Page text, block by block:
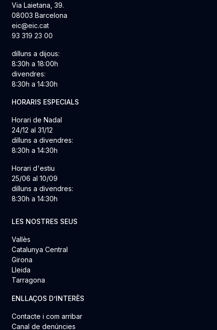
Via Laietana, 39.
08003 Barcelona
eic@eic.cat
93 319 23 00
dilluns a dijous:
8:30h a 18:00h
divendres:
8:30h a 14:30h
HORARIS ESPECIALS
Horari de Nadal
24/12 al 31/12
dilluns a divendres:
8:30h a 14:30h
Horari d'estiu
25/06 al 10/09
dilluns a divendres:
8:30h a 14:30h
LES NOSTRES SEUS
Vallès
Catalunya Central
Girona
Lleida
Tarragona
ENLLAÇOS D’INTERÈS
Contacte i com arribar
Canal de denúncies